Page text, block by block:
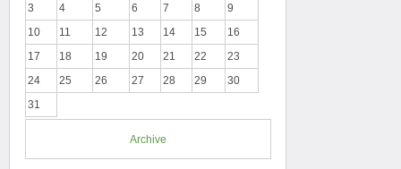
3
4 5 6 7 8
9
10
11 12 13 14 15
16
17
18 19 20 21 22
23
24
25 26 27 28 29
30
31
Archive